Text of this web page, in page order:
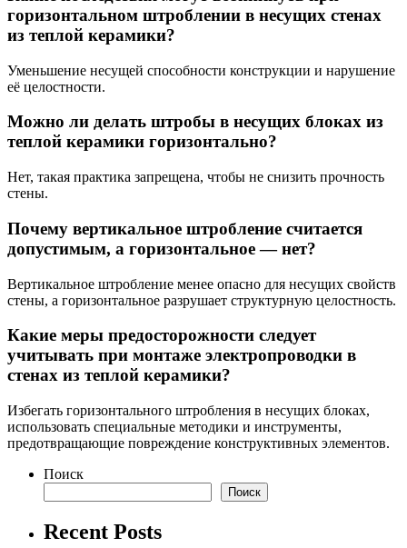
горизонтальном штроблении в несущих стенах
из теплой керамики?
Уменьшение несущей способности конструкции и нарушение
её целостности.
Можно ли делать штробы в несущих блоках из
теплой керамики горизонтально?
Нет, такая практика запрещена, чтобы не снизить прочность
стены.
Почему вертикальное штробление считается
допустимым, а горизонтальное — нет?
Вертикальное штробление менее опасно для несущих свойств
стены, а горизонтальное разрушает структурную целостность.
Какие меры предосторожности следует
учитывать при монтаже электропроводки в
стенах из теплой керамики?
Избегать горизонтального штробления в несущих блоках,
использовать специальные методики и инструменты,
предотвращающие повреждение конструктивных элементов.
Поиск
Поиск
Recent Posts